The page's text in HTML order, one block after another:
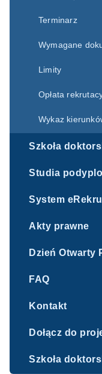
Terminarz
Wymagane
Limity
Opłata
Wykaz
Szkoła
Studia
System
Akty prawne
Dzień Otwarty
FAQ
Kontakt
Dołącz do
Szkoła